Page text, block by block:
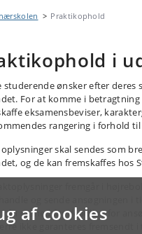
af cookies
Praktikophold
i
studerende ønsker efter
For at komme i
eksamensbeviser,
rangering i forhold til
oplysninger skal sendes som
og de kan fremskaffes hos
én måned før deadline for
ikke garanteres fremsendt i